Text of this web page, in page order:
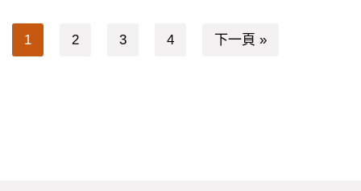
1 2 3 4 下一頁 »